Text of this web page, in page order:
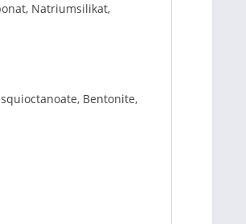
Natriumsilikat,
Bentonite,